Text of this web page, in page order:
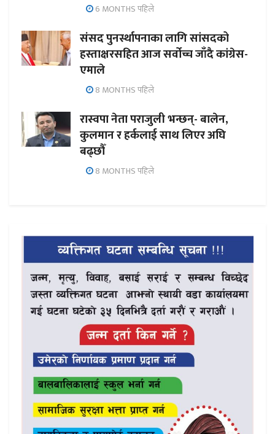
6 MONTHS पहिले
संसद पुनर्स्थापनाका लागि सांसदको
हस्ताक्षरसहित आज सर्वोच्च जाँदै कांग्रेस-
एमाले
8 MONTHS पहिले
रास्वपा नेता पराजुली भन्छन्- बालेन,
कुलमान र हर्कलाई साथ लिएर अघि
बढ्छौँ
8 MONTHS पहिले